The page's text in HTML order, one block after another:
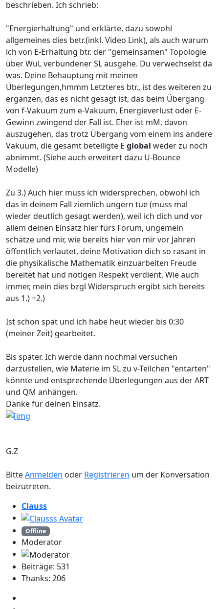
beschrieben. Ich schrieb:
"Energierhaltung" und erklärte, dazu sowohl
allgemeines dies betr.(inkl. Video Link), als auch warum
ich von E-Erhaltung btr. der "gemeinsamen" Topologie
über WuL verbundener SL ausgehe. Du verwechselst da
was. Deine Behauptung mit meinen
Überlegungen,hmmm Letzteres btr., ist des weiteren zu
ergänzen, das es nicht gesagt ist, das beim Übergang
von f-Vakuum zum e-Vakuum, Energieverlust oder E-
Gewinn zwingend der Fall ist. Eher ist mM. davon
auszugehen, das trotz Übergang vom einem ins andere
Vakuum, die gesamt beteiligte E global weder zu noch
abnimmt. (Siehe auch erweitert dazu U-Bounce
Modelle)
Zu 3.) Auch hier muss ich widersprechen, obwohl ich
das in deinem Fall ziemlich ungern tue (muss mal
wieder deutlich gesagt werden), weil ich dich und vor
allem deinen Einsatz hier fürs Forum, ungemein
schätze und mir, wie bereits hier von mir vor Jahren
öffentlich verlautet, deine Motivation dich so rasant in
die physikalische Mathematik einzuarbeiten Freude
bereitet hat und nötigen Respekt verdient. Wie auch
immer, mein dies bzgl Widerspruch ergibt sich bereits
aus 1.) +2.)
Ist schon spät und ich habe heut wieder bis 0:30
(meiner Zeit) gearbeitet.
Bis später. Ich werde dann nochmal versuchen
darzustellen, wie Materie im SL zu v-Teilchen "entarten"
könnte und entsprechende Überlegungen aus der ART
und QM anhängen.
Danke für deinen Einsatz.
G.Z
BitteAnmelden oder Registrieren um der Konversation
beizutreten.
Clauss
Offline
Moderator
Beiträge: 531
Thanks: 206